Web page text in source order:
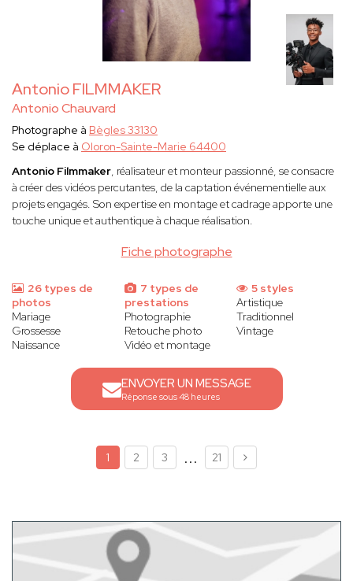
Antonio FILMMAKER
Antonio Chauvard
Fiche photographe
Photographe à Bègles 33130
Se déplace à Oloron-Sainte-Marie 64400
Antonio Filmmaker, réalisateur et monteur passionné, se consacre
à créer des vidéos percutantes, de la captation événementielle aux
projets engagés. Son expertise en montage et cadrage apporte une
touche unique et authentique à chaque réalisation.
26 types de
photos
Mariage
Grossesse
Naissance
7 types de
prestations
Photographie
Retouche photo
Vidéo et montage
5 styles
Artistique
Traditionnel
Vintage
ENVOYER UN MESSAGE
Réponse sous 48 heures
1 2 3 ... 21